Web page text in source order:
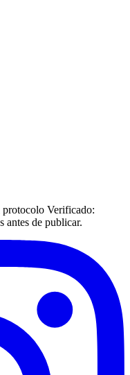
protocolo Verificado:
antes de publicar.